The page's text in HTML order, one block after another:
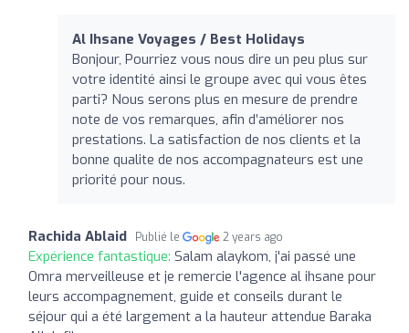
Al Ihsane Voyages / Best Holidays
Bonjour, Pourriez vous nous dire un peu plus sur
votre identité ainsi le groupe avec qui vous êtes
parti? Nous serons plus en mesure de prendre
note de vos remarques, afin d’améliorer nos
prestations. La satisfaction de nos clients et la
bonne qualite de nos accompagnateurs est une
priorité pour nous.
Rachida Ablaid Publié le 2 years ago
Expérience fantastique: Salam alaykom, j'ai passé une
Omra merveilleuse et je remercie l'agence al ihsane pour
leurs accompagnement, guide et conseils durant le
séjour qui a été largement a la hauteur attendue Baraka